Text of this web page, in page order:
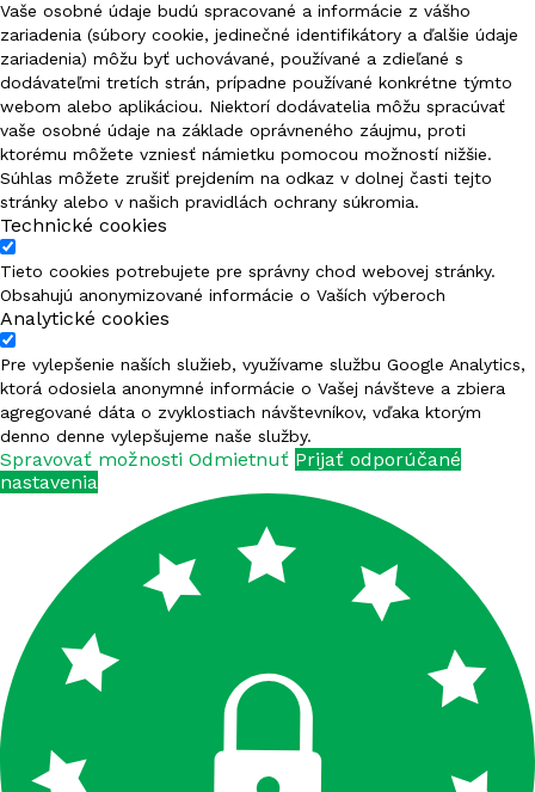
Vaše osobné údaje budú spracované a informácie z vášho
zariadenia (súbory cookie, jedinečné identifikátory a ďalšie údaje
zariadenia) môžu byť uchovávané, používané a zdieľané s
dodávateľmi tretích strán, prípadne používané konkrétne týmto
webom alebo aplikáciou. Niektorí dodávatelia môžu spracúvať
vaše osobné údaje na základe oprávneného záujmu, proti
ktorému môžete vzniesť námietku pomocou možností nižšie.
Súhlas môžete zrušiť prejdením na odkaz v dolnej časti tejto
stránky alebo v našich pravidlách ochrany súkromia.
Technické cookies
Tieto cookies potrebujete pre správny chod webovej stránky.
Obsahujú anonymizované informácie o Vaších výberoch
Analytické cookies
Pre vylepšenie naších služieb, využívame službu Google Analytics,
ktorá odosiela anonymné informácie o Vašej návšteve a zbiera
agregované dáta o zvyklostiach návštevníkov, vďaka ktorým
denno denne vylepšujeme naše služby.
Spravovať možnosti Odmietnuť Prijať odporúčané
nastavenia